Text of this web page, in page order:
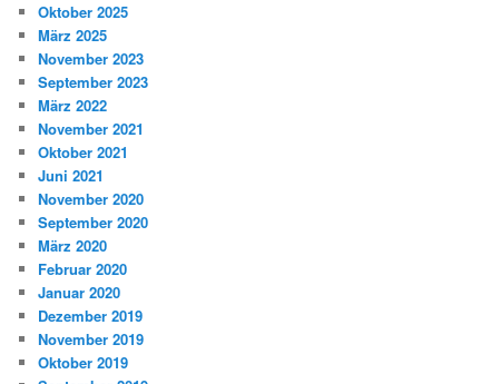
Oktober 2025
März 2025
November 2023
September 2023
März 2022
November 2021
Oktober 2021
Juni 2021
November 2020
September 2020
März 2020
Februar 2020
Januar 2020
Dezember 2019
November 2019
Oktober 2019